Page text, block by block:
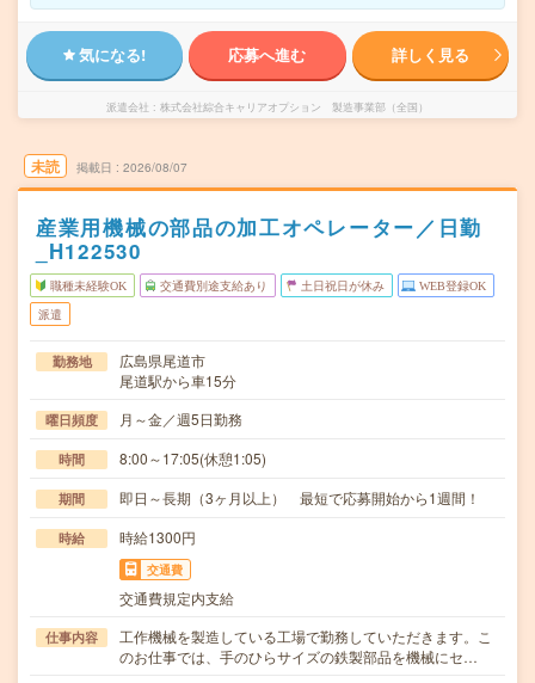
気になる! 応募へ進む 詳しく見る
派遣会社 株式会社綜合キャリアオプション 製造事業部（全国）
未読 掲載日 2026/08/07
産業用機械の部品の加工オペレーター／日勤
_H122530
職種未経験OK 交通費別途支給あり 土日祝日が休み WEB登録OK
派遣
勤務地
広島県尾道市
尾道駅から車15分
曜日頻度 月～金／週5日勤務
時間 8:00～17:05(休憩1:05)
期間 即日～長期（3ヶ月以上） 最短で応募開始から1週間！
時給 時給1300円
交通費
交通費規定内支給
仕事内容
工作機械を製造している工場で勤務していただきます。こ
のお仕事では、手のひらサイズの鉄製部品を機械にセ…